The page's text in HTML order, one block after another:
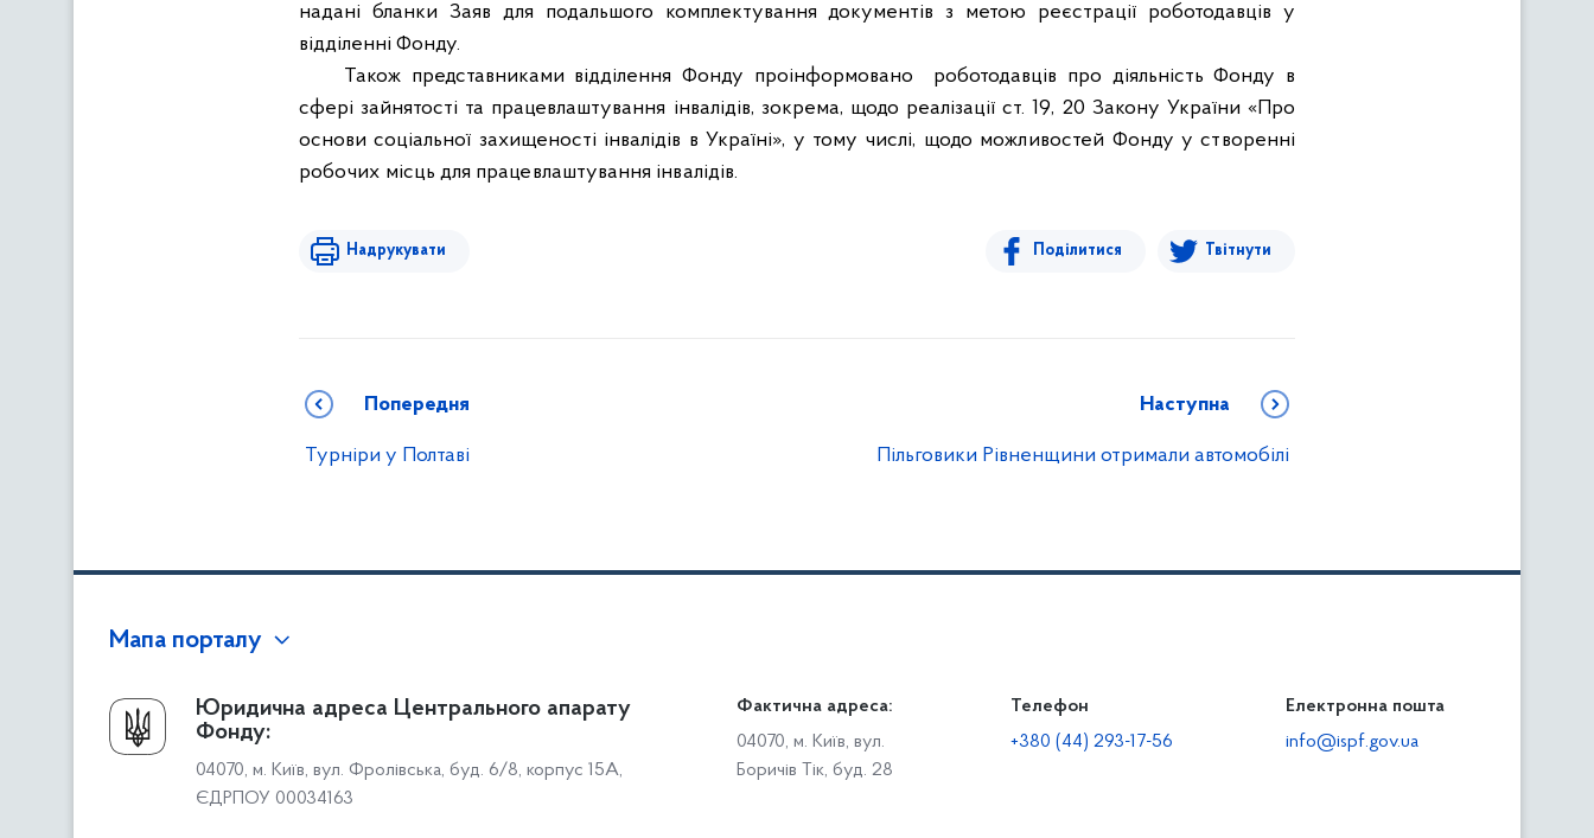
надані бланки Заяв для подальшого комплектування документів з метою реєстрації роботодавців у
відділенні Фонду.
Також представниками відділення Фонду проінформовано
роботодавців про діяльність Фонду в
сфері зайнятості та працевлаштування інвалідів, зокрема, щодо реалізації ст. 19, 20 Закону України «Про
основи соціальної захищеності інвалідів в Україні», у тому числі, щодо можливостей Фонду устворенні
робочих місць для працевлаштування інвалідів.
Надрукувати Поділитися Твітнути
Попередня
Турніри у Полтаві
Наступна
Пільговики Рівненщини отримали автомобілі
Мапа порталу
Про Фонд
Керівництво
Структура Фонду
Територіальні відділення
Громадянам
Доступ до публічної інформації
Звіти щодо роботи із запитами на отримання публічної
Діяльність
Роботодавцям
Юридична адреса Центрального апарату
Фонду:
04070, м. Київ, вул. Фролівська, буд. 6/8, корпус 15А,
ЄДРПОУ 00034163
Фактична адреса:
04070, м. Київ, вул.
Боричів Тік, буд. 28
Телефон
+380 (44) 293-17-56
Електронна пошта
info@ispf.gov.ua